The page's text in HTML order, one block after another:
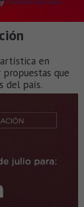
en
que
del país.